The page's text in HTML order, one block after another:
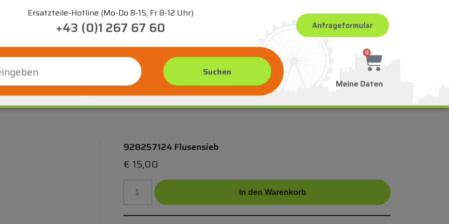
Ersatzteile-Hotline (Mo-Do 8-15, Fr 8-12 Uhr)
+43 (0)1 267 67 60 Anfrageformular
0
Meine Daten
928257124 Flusensieb
€ 15,00
In den Warenkorb